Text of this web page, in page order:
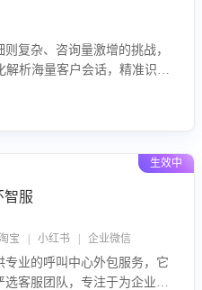
复杂、咨询量激增的挑战，
析海量客户会话，精准识别
评估客服团队政策解读准确
生效中
智服
| 小红书 | 企业微信
业的呼叫中心外包服务，它
客服团队，专注于为企业提